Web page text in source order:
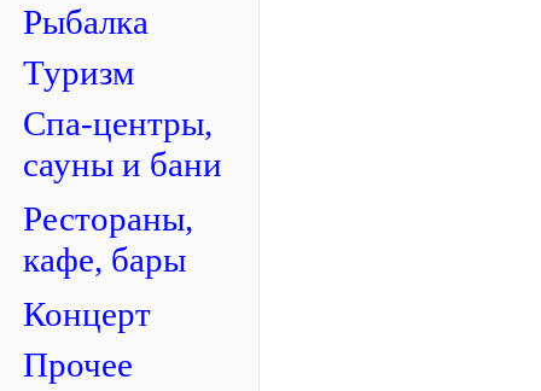
Рыбалка
Туризм
Спа-центры,
сауны и бани
Рестораны,
кафе, бары
Концерт
Прочее